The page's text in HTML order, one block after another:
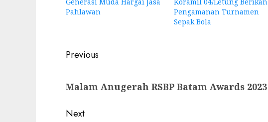
Pahlawan
Pengamanan Turnamen
Sepak Bola
Post
Previous
post:
Malam Anugerah RSBP Batam Awards 2023
Next